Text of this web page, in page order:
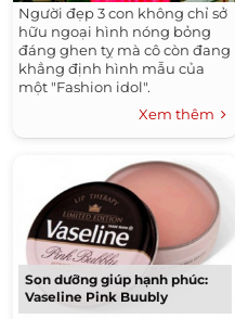
Người đẹp 3 con không chỉ sở
hữu ngoại hình nóng bỏng
đáng ghen tỵ mà cô còn đang
khẳng định hình mẫu của
một "Fashion idol".
Xem thêm
Son dưỡng giúp hạnh phúc:
Vaseline Pink Buubly